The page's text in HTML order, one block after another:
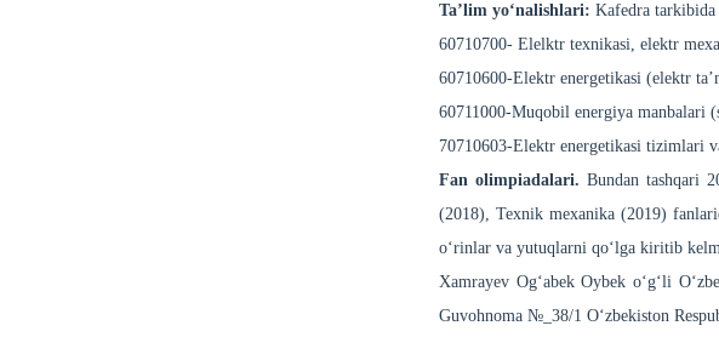
Ta’lim yo‘nalishlari: Kafedra tarkibida
60710700- Elelktr texnikasi, elektr
60710600-Elektr energetikasi (elektr
60711000-Muqobil energiya manbalari
70710603-Elektr energetikasi tizimlari
Fan olimpiadalari.Bundan tashqari
(2018), Texnik mexanika (2019)
o‘rinlar va yutuqlarni qo‘lga kiritib
Xamrayev Ogʻabek Oybek oʻgʻli
Guvohnoma №_38/1 O‘zbekiston